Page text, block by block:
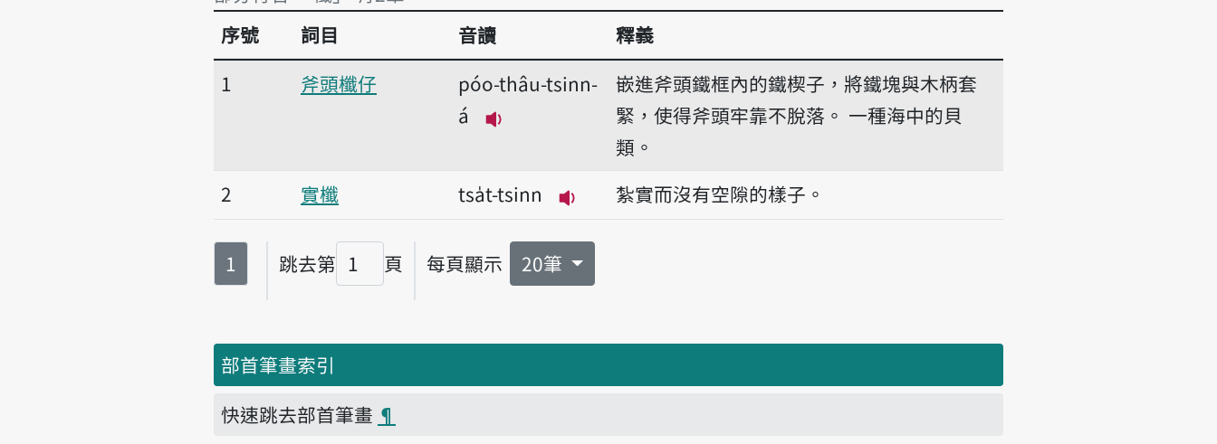
部分符合 「櫼」 有2筆
序號 詞目 音讀
釋義
1
斧頭櫼仔
póo-thâu-tsinn-
á
播放音讀póo-thâu-tsinn-á
嵌進斧頭鐵框內的鐵楔子，將鐵塊與木柄套
緊，使得斧頭牢靠不脫落。 一種海中的貝
類。
2
實櫼
tsa̍t-tsinn
播放音讀tsa̍t-tsinn
紮實而沒有空隙的樣子。
第
1 跳去第
頁碼
頁 每頁顯示 20筆
部首筆畫索引
快速跳去部首筆畫 ¶